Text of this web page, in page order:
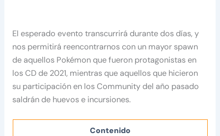
El esperado evento transcurrirá durante dos días, y
nos permitirá reencontrarnos con un mayor spawn
de aquellos Pokémon que fueron protagonistas en
los CD de 2021, mientras que aquellos que hicieron
su participación en los Community del año pasado
saldrán de huevos e incursiones.
Contenido